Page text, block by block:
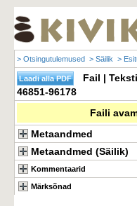
> Otsingutulemused > Säilik >
Fail |
46851-96178
Faili
Metaandmed
Metaandmed (Säilik)
Kommentaarid
Märksõnad